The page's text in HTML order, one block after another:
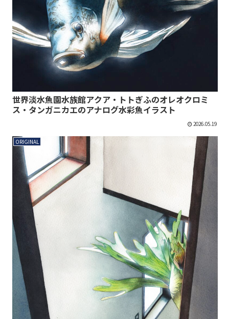
世界淡水魚園水族館アクア・トトぎふのオレオクロミ
ス・タンガニカエのアナログ水彩魚イラスト
2026.05.19
ORIGINAL